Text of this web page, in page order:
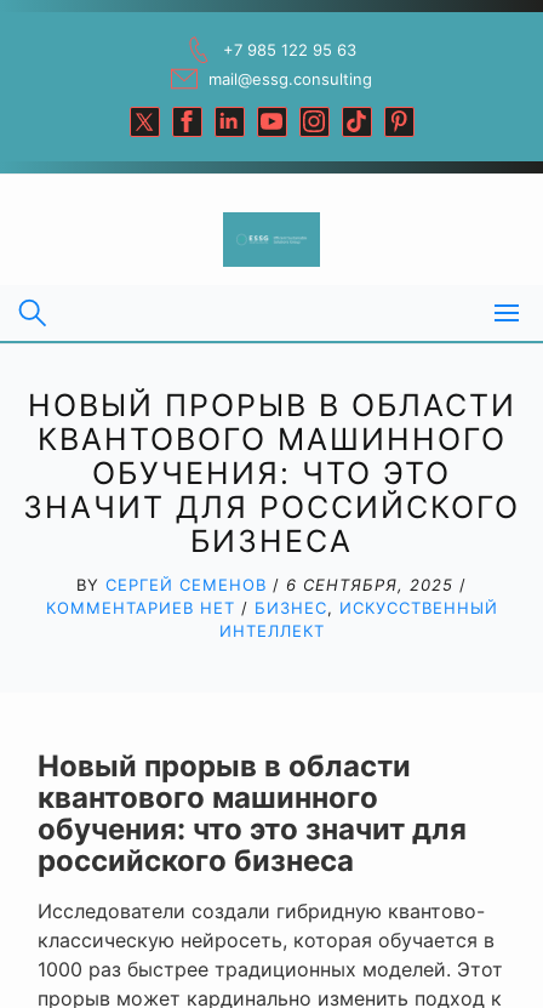
+7 985 122 95 63
mail@essg.consulting
НОВЫЙ ПРОРЫВ В ОБЛАСТИ
КВАНТОВОГО МАШИННОГО
ОБУЧЕНИЯ: ЧТО ЭТО
ЗНАЧИТ ДЛЯ РОССИЙСКОГО
БИЗНЕСА
BY СЕРГЕЙ СЕМЕНОВ / 6 СЕНТЯБРЯ, 2025 /
КОММЕНТАРИЕВ НЕТ / БИЗНЕС, ИСКУССТВЕННЫЙ
ИНТЕЛЛЕКТ
Новый прорыв в области
квантового машинного
обучения: что это значит для
российского бизнеса
Исследователи создали гибридную квантово-
классическую нейросеть, которая обучается в
1000 раз быстрее традиционных моделей. Этот
прорыв может кардинально изменить подход к